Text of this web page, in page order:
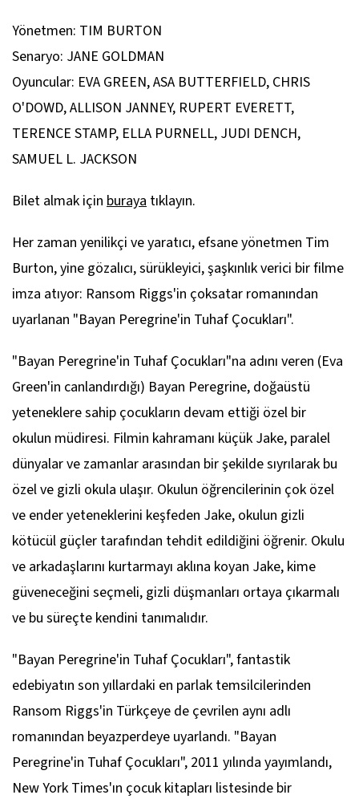
Yönetmen: TIM BURTON
Senaryo: JANE GOLDMAN
Oyuncular: EVA GREEN, ASA BUTTERFIELD, CHRIS
O'DOWD, ALLISON JANNEY, RUPERT EVERETT,
TERENCE STAMP, ELLA PURNELL, JUDI DENCH,
SAMUEL L. JACKSON
Bilet almak için buraya tıklayın.
Her zaman yenilikçi ve yaratıcı, efsane yönetmen Tim
Burton, yine gözalıcı, sürükleyici, şaşkınlık verici bir filme
imza atıyor: Ransom Riggs'in çoksatar romanından
uyarlanan "Bayan Peregrine'in Tuhaf Çocukları".
"Bayan Peregrine'in Tuhaf Çocukları"na adını veren (Eva
Green'in canlandırdığı) Bayan Peregrine, doğaüstü
yeteneklere sahip çocukların devam ettiği özel bir
okulun müdiresi. Filmin kahramanı küçük Jake, paralel
dünyalar ve zamanlar arasından bir şekilde sıyrılarak bu
özel ve gizli okula ulaşır. Okulun öğrencilerinin çok özel
ve ender yeteneklerini keşfeden Jake, okulun gizli
kötücül güçler tarafından tehdit edildiğini öğrenir. Okulu
ve arkadaşlarını kurtarmayı aklına koyan Jake, kime
güveneceğini seçmeli, gizli düşmanları ortaya çıkarmalı
ve bu süreçte kendini tanımalıdır.
"Bayan Peregrine'in Tuhaf Çocukları", fantastik
edebiyatın son yıllardaki en parlak temsilcilerinden
Ransom Riggs'in Türkçeye de çevrilen aynı adlı
romanından beyazperdeye uyarlandı. "Bayan
Peregrine'in Tuhaf Çocukları", 2011 yılında yayımlandı,
New York Times'ın çocuk kitapları listesinde bir